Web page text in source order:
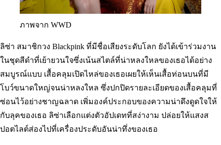
ภาพจาก WWD
ลิซ่า สมาชิกวง Blackpink ที่มีชื่อเสียงระดับโลก ยังได้เข้าร่วมงาน
ในชุดสีดำที่เย้ายวนใจซึ่งเน้นสไตล์ที่น่าหลงใหลของเธอได้อย่าง
สมบูรณ์แบบ เสื้อคลุมเปิดไหล่ของเธอเผยให้เห็นเสื้อท่อนบนที่มี
โบว์ขนาดใหญ่จนน่าหลงใหล ซึ่งปกปิดรายละเอียดของเสื้อคลุมที่
ซ่อนไว้อย่างชาญฉลาด เพิ่มองค์ประกอบของความน่าดึงดูดใจให้
กับลุคของเธอ ลิซ่าเลือกแต่งตัวอัปเดทที่สง่างาม ปล่อยให้แสงส
ปอตไลต์ส่องไปที่เครื่องประดับอันน่าทึ่งของเธอ